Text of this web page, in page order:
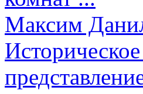
Максим